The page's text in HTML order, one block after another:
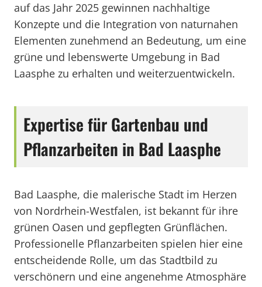
auf das Jahr 2025 gewinnen nachhaltige
Konzepte und die Integration von naturnahen
Elementen zunehmend an Bedeutung, um eine
grüne und lebenswerte Umgebung in Bad
Laasphe zu erhalten und weiterzuentwickeln.
Expertise für Gartenbau und
Pflanzarbeiten in Bad Laasphe
Bad Laasphe, die malerische Stadt im Herzen
von Nordrhein-Westfalen, ist bekannt für ihre
grünen Oasen und gepflegten Grünflächen.
Professionelle Pflanzarbeiten spielen hier eine
entscheidende Rolle, um das Stadtbild zu
verschönern und eine angenehme Atmosphäre